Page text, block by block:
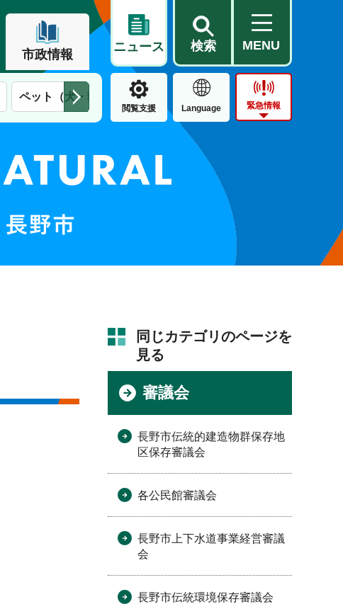
市政情報
ニュース 検索 MENU
ペット（犬・猫） 住民票・戸籍 公営住宅
閲覧支援 Language 緊急情報
同じカテゴリのページを
見る
審議会
長野市伝統的建造物群保存地
区保存審議会
各公民館審議会
長野市上下水道事業経営審議
会
長野市伝統環境保存審議会